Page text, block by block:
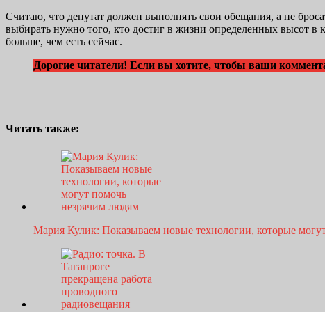
Считаю, что депутат должен выполнять свои обещания, а не
выбирать нужно того, кто достиг в жизни определенных высот в
больше, чем есть сейчас.
Дорогие читатели! Если вы хотите, чтобы ваши
Читать также:
Мария Кулик: Показываем новые технологии, которые